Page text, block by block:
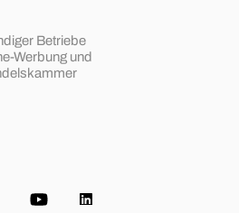
Betriebe
Werbung und